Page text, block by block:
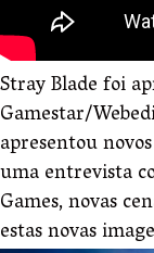
Stray Blade foi
Gamestar/
apresentou
uma entrevista
Games, novas
estas novas